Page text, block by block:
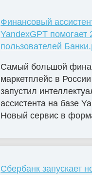
Финансовый
YandexGPT помогает
пользователей
Самый большой
маркетплейс в
запустил
ассистента на базе
Новый сервис в
Сбербанк запускает